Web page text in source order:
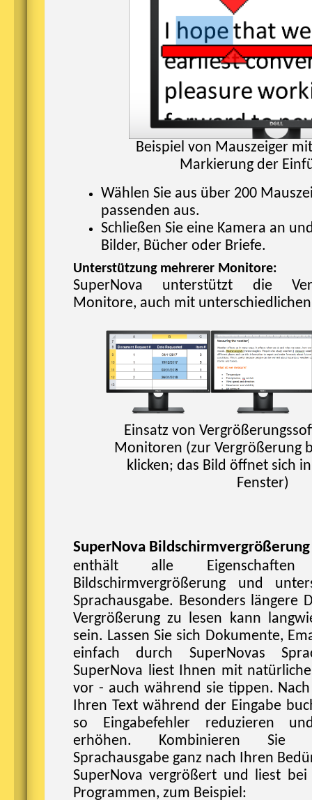
Beispiel von Mauszeiger
Markierung der
Wählen Sie aus über 200
passenden aus.
Schließen Sie eine Kamera an
Bilder, Bücher oder Briefe.
Unterstützung mehrerer Monitore:
SuperNova unterstützt die
Monitore, auch mit
Einsatz von
Monitoren (zur Vergrößerung
klicken; das Bild öffnet sich
Fenster)
SuperNova
enthält alle
Bildschirmvergrößerung und
Sprachausgabe. Besonders längere
Vergrößerung zu lesen kann
sein. Lassen Sie sich Dokumente,
einfach durch SuperNovas
SuperNova liest Ihnen mit
vor - auch während sie tippen.
Ihren Text während der Eingabe
so Eingabefehler reduzieren
erhöhen. Kombinieren Sie
Sprachausgabe ganz nach Ihren
SuperNova vergrößert und liest
Programmen, zum Beispiel: